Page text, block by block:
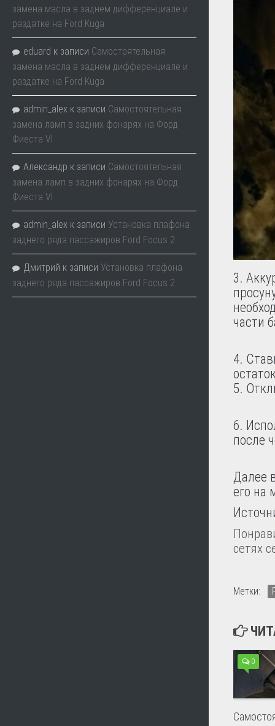
части
после
Далее
его на
сетях
Метки:
0
замена масла в заднем дифференциале и
раздатке на Ford Kuga
eduard к записи Самостоятельная
замена масла в заднем дифференциале и
раздатке на Ford Kuga
admin_alex к записи Самостоятельная
замена ламп в задних фонарях на Форд
Фиеста VI
Александр к записи Самостоятельная
замена ламп в задних фонарях на Форд
Фиеста VI
admin_alex к записи Установка плафона
заднего ряда пассажиров Ford Focus 2
Дмитрий к записи Установка плафона
заднего ряда пассажиров Ford Focus 2